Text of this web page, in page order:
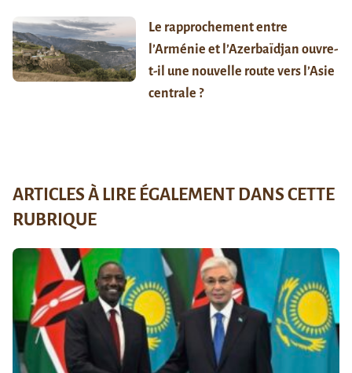
Le rapprochement entre
l’Arménie et l’Azerbaïdjan ouvre-
t-il une nouvelle route vers l’Asie
centrale ?
ARTICLES À LIRE ÉGALEMENT DANS CETTE
RUBRIQUE